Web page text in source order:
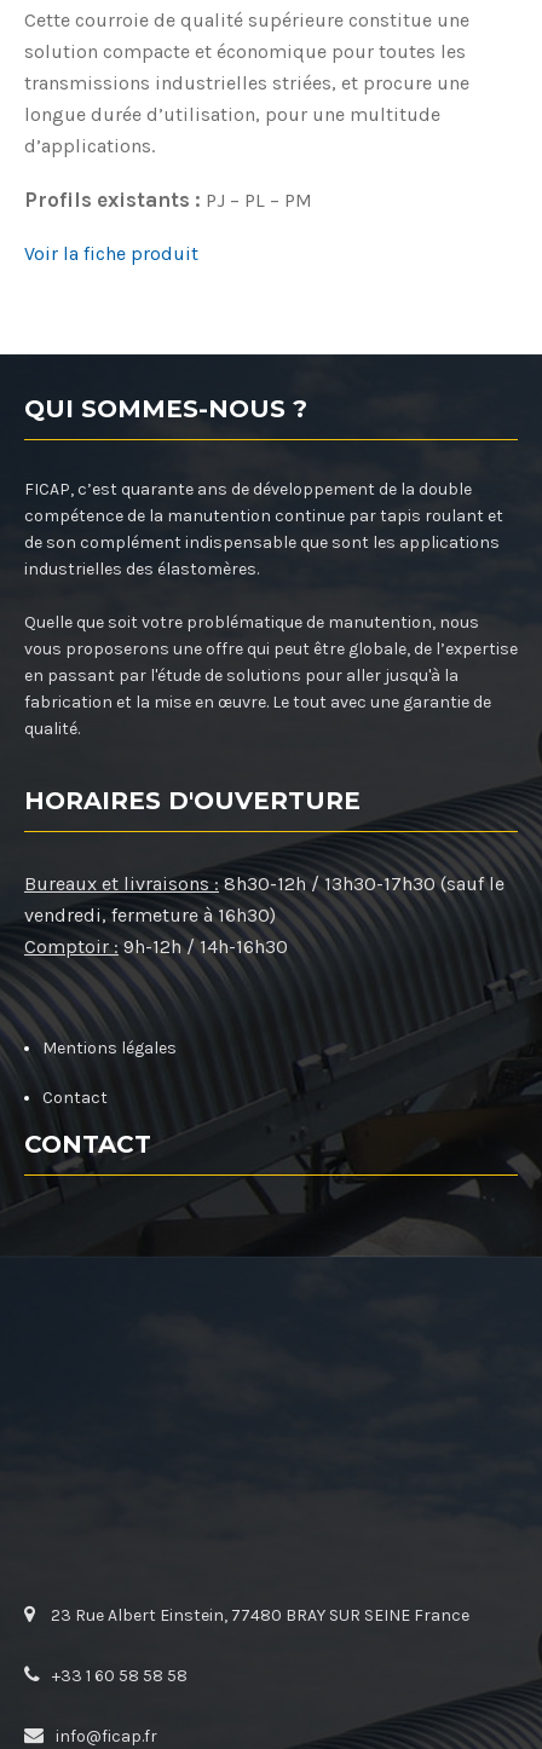
Cette courroie de qualité supérieure constitue une
solution compacte et économique pour toutes les
transmissions industrielles striées, et procure une
longue durée d’utilisation, pour une multitude
d’applications.
Profils existants : PJ – PL – PM
Voir la fiche produit
QUI SOMMES-NOUS ?
FICAP, c’est quarante ans de développement de la double
compétence de la manutention continue par tapis roulant et
de son complément indispensable que sont les applications
industrielles des élastomères.
Quelle que soit votre problématique de manutention, nous
vous proposerons une offre qui peut être globale, de l’expertise
en passant par l'étude de solutions pour aller jusqu'à la
fabrication et la mise en œuvre. Le tout avec une garantie de
qualité.
HORAIRES D'OUVERTURE
Bureaux et livraisons : 8h30-12h / 13h30-17h30 (sauf le
vendredi, fermeture à 16h30)
Comptoir : 9h-12h / 14h-16h30
Mentions légales
Contact
CONTACT
23 Rue Albert Einstein, 77480 BRAY SUR SEINE France
+33 1 60 58 58 58
info@ficap.fr